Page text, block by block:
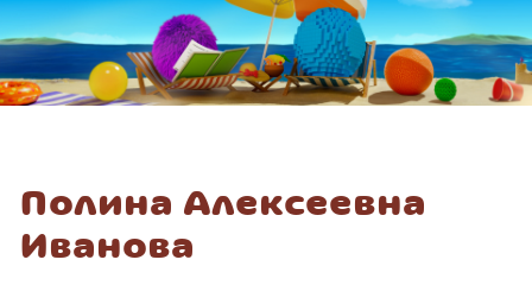
Полина Алексеевна
Иванова